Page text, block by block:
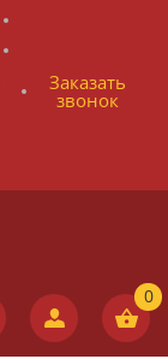
Заказать
звонок